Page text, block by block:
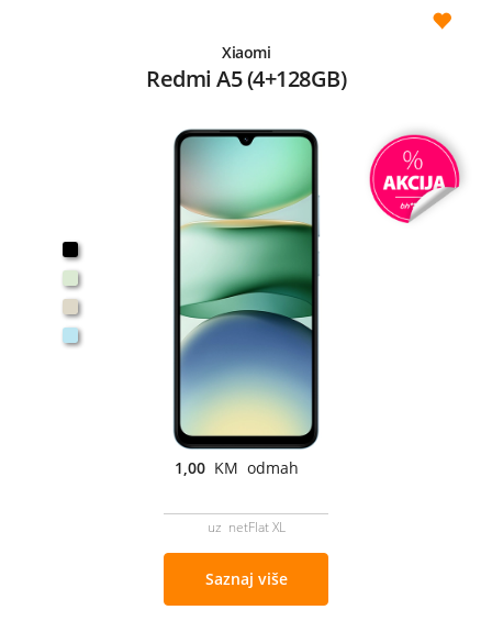
Xiaomi
Redmi A5 (4+128GB)
1,00 KM odmah
uz netFlat XL
Saznaj više